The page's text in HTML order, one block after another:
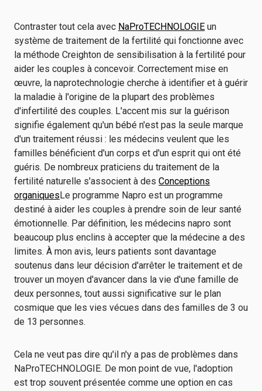
Contraster tout cela avec NaProTECHNOLOGIE un
système de traitement de la fertilité qui fonctionne avec
la méthode Creighton de sensibilisation à la fertilité pour
aider les couples à concevoir. Correctement mise en
œuvre, la naprotechnologie cherche à identifier et à guérir
la maladie à l'origine de la plupart des problèmes
d'infertilité des couples. L'accent mis sur la guérison
signifie également qu'un bébé n'est pas la seule marque
d'un traitement réussi : les médecins veulent que les
familles bénéficient d'un corps et d'un esprit qui ont été
guéris. De nombreux praticiens du traitement de la
fertilité naturelle s'associent à des Conceptions
organiquesLe programme Napro est un programme
destiné à aider les couples à prendre soin de leur santé
émotionnelle. Par définition, les médecins napro sont
beaucoup plus enclins à accepter que la médecine a des
limites. À mon avis, leurs patients sont davantage
soutenus dans leur décision d'arrêter le traitement et de
trouver un moyen d'avancer dans la vie d'une famille de
deux personnes, tout aussi significative sur le plan
cosmique que les vies vécues dans des familles de 3 ou
de 13 personnes.
Cela ne veut pas dire qu'il n'y a pas de problèmes dans
NaProTECHNOLOGIE. De mon point de vue, l'adoption
est trop souvent présentée comme une option en cas